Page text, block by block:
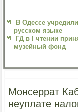
В Одессе
русском языке
ГД в I чтении
музейный фонд
Монсеррат
неуплате